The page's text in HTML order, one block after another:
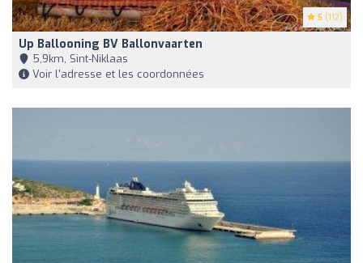
5 (112)
Up Ballooning BV Ballonvaarten
5,9km, Sint-Niklaas
Voir l'adresse et les coordonnées